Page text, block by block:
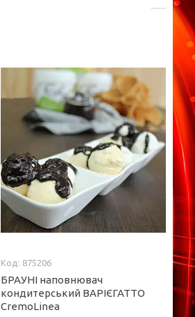
875206
БРАУНІ наповнювач
кондитерський ВАРІЄГАТТО
CremoLinea